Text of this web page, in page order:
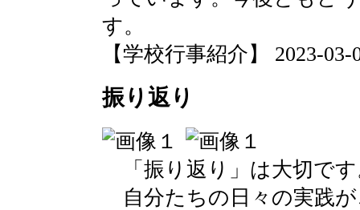
す。
【学校行事紹介】 2023-03-
振り返り
「振り返り」は大切で
自分たちの日々の実践